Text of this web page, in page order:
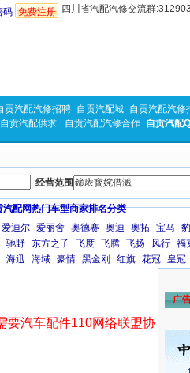
码 免费注册 四川省汽配汽修交流群
贡汽配汽修招聘 自贡汽配城 自贡汽配汽修
自贡汽配供求 自贡汽配汽修合作 自贡汽配
经营范围
汽配网热门车型商家排名分类
爱迪尔 爱丽舍 奥德赛 奥迪 奥拓 宝马
驰野 东方之子 飞度 飞腾 飞扬 风行 福
海迅 海域 豪情 黑金刚 红旗 花冠 皇冠
要汽车配件110网络联盟协
广